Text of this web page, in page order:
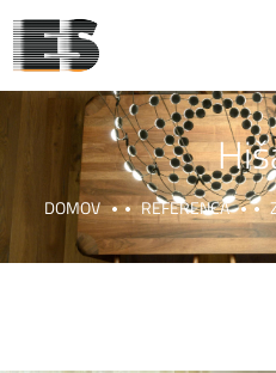
DOMOV REFERENCA